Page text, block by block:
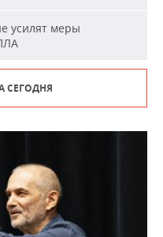
усилят меры
СЕГОДНЯ